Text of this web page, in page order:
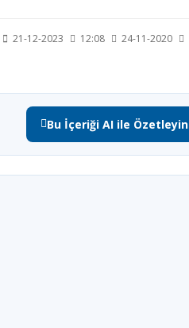
21-12-2023 12:08 24-11-2020
Bu İçeriği AI ile Özetleyin